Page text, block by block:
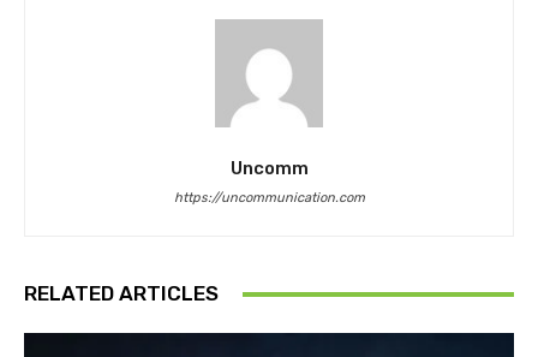
Uncomm
https://uncommunication.com
RELATED ARTICLES